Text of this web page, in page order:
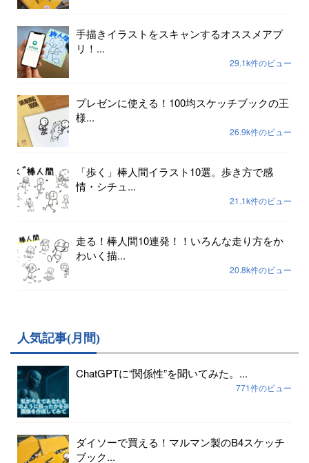
手描きイラストをスキャンするオススメアプ
リ！...
29.1k件のビュー
プレゼンに使える！100均スケッチブックの王
様...
26.9k件のビュー
「歩く」棒人間イラスト10選。歩き方で感
情・シチュ...
21.1k件のビュー
走る！棒人間10連発！！いろんな走り方をか
わいく描...
20.8k件のビュー
人気記事(月間)
ChatGPTに“関係性”を聞いてみた。...
771件のビュー
ダイソーで買える！マルマン製のB4スケッチ
ブック...